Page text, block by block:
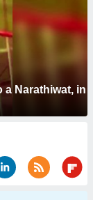
Narathiwat, in